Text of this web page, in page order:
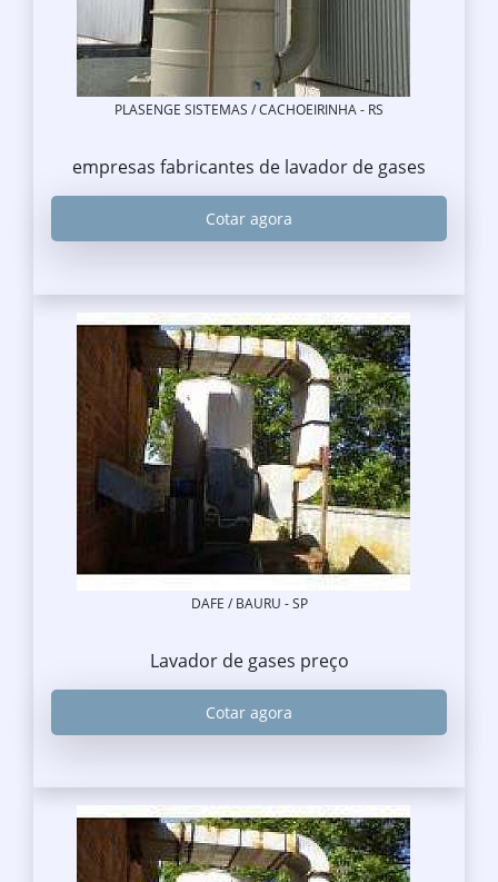
PLASENGE SISTEMAS / CACHOEIRINHA - RS
empresas fabricantes de lavador de gases
Cotar agora
DAFE / BAURU - SP
Lavador de gases preço
Cotar agora